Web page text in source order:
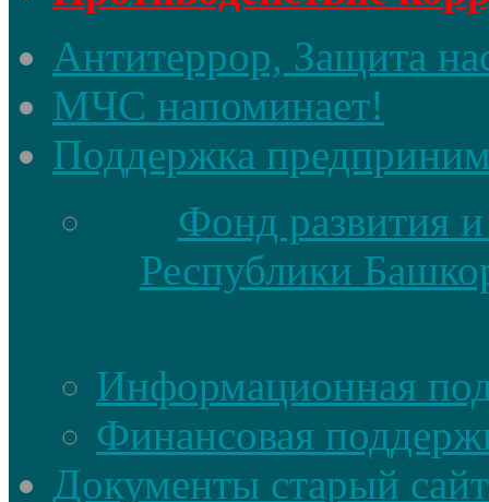
Антитеррор, Защита
МЧС напоминает!
Поддержка
Фонд развития
Республики
Информационная
Финансовая
Документы старый сайт